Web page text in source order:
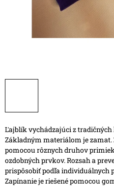
Ľajblík vychádzajúci z tradičných
Základným materiálom je zamat.
pomocou rôznych druhov
ozdobných prvkov. Rozsah a
prispôsobiť podľa individuálnych
Zapínanie je riešené pomocou